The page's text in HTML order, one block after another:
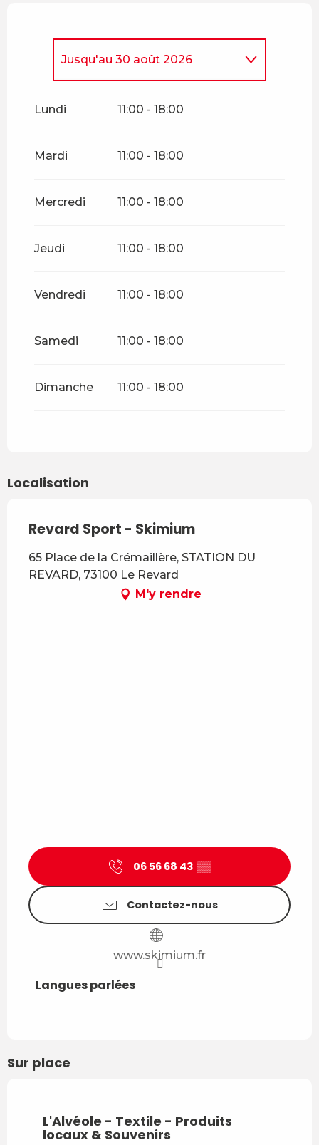
Jusqu'au 30 août 2026
avril 2027
Lundi 11:00 - 18:00
Mardi 11:00 - 18:00
Mercredi 11:00 - 18:00
Jeudi 11:00 - 18:00
Vendredi 11:00 - 18:00
Samedi 11:00 - 18:00
Dimanche 11:00 - 18:00
Localisation
Revard Sport - Skimium
65 Place de la Crémaillère, STATION DU
REVARD, 73100 Le Revard
M'y rendre
06 56 68 43 ▒▒
Contactez-nous
www.skimium.fr
Langues parlées
Langues parlées
Sur place
L'Alvéole - Textile - Produits
locaux & Souvenirs